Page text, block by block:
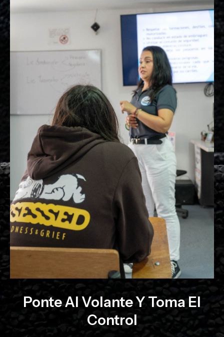
Ponte Al Volante Y Toma El
Control